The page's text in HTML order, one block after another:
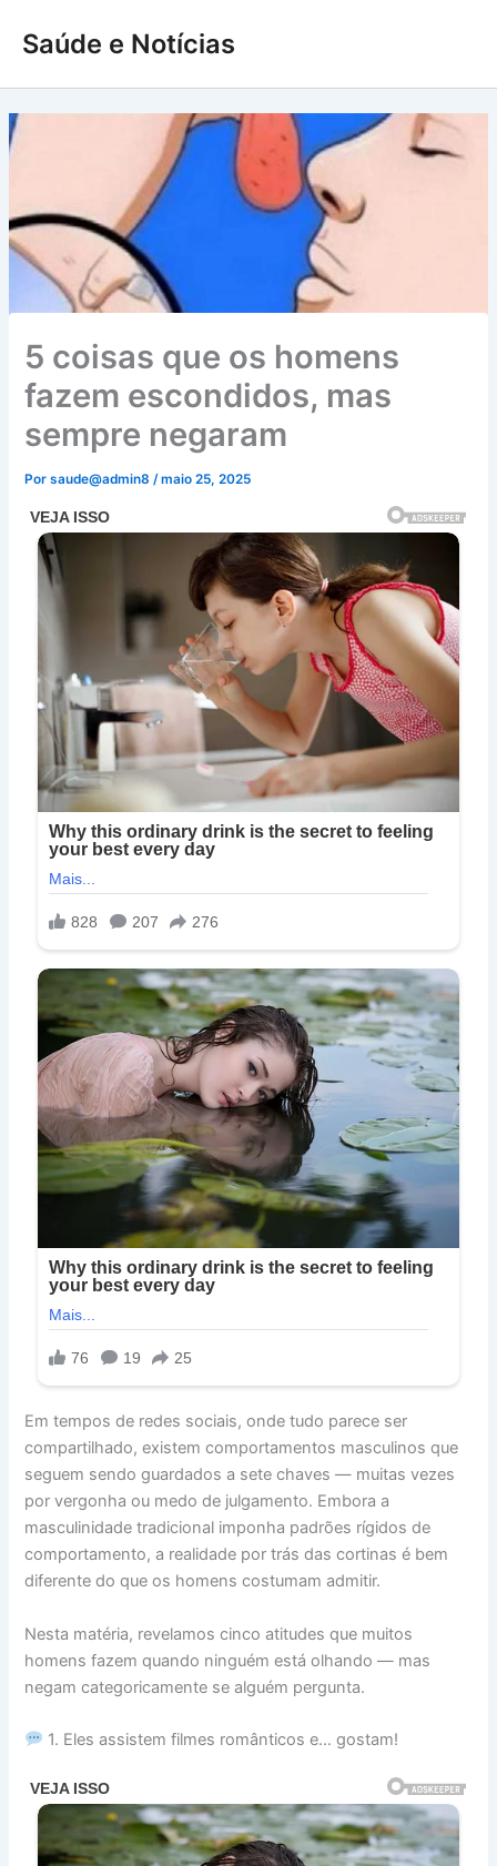
para
conteúdo
Saúde e Notícias
5 coisas que os homens
fazem escondidos, mas
sempre negaram
Porsaude@admin8/maio 25, 2025
Em tempos de redes sociais, onde tudo parece ser
compartilhado, existem comportamentos masculinos que
seguem sendo guardados a sete chaves — muitas vezes
por vergonha ou medo de julgamento. Embora a
masculinidade tradicional imponha padrões rígidos de
comportamento, a realidade por trás das cortinas é bem
diferente do que os homens costumam admitir.
Nesta matéria, revelamos cinco atitudes que muitos
homens fazem quando ninguém está olhando — mas
negam categoricamente se alguém pergunta.
1. Eles assistem filmes românticos e… gostam!